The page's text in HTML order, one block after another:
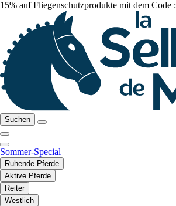
15% auf Fliegenschutzprodukte mit dem Code :
Suchen
Sommer-Special
Ruhende Pferde
Aktive Pferde
Reiter
Westlich